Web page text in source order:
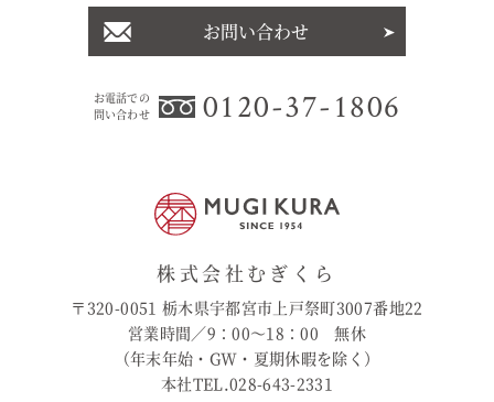
お電話での
問い合わせ
0120-37-1806
お問い合わせ
株式会社むぎくら
〒320-0051 栃木県宇都宮市上戸祭町3007番地22
営業時間／9：00〜18：00 無休
（年末年始・GW・夏期休暇を除く）
本社TEL.028-643-2331